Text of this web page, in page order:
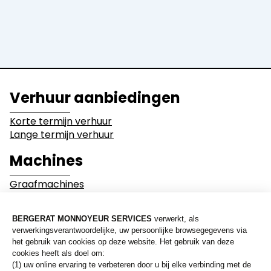
Bouwwerkzaamheden Sloopwerken
Mijnbouw
Wegen en overige
netwerken
Verhuur aanbiedingen
Korte termijn verhuur
Lange termijn verhuur
Machines
Graafmachines
Graders en Walsen
Dumpers
Uitrustingen